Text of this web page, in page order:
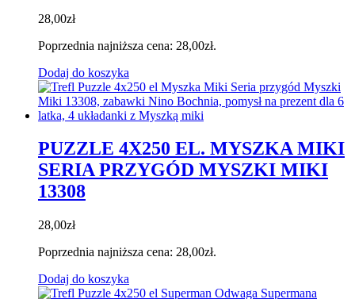
28,00zł
Poprzednia najniższa cena: 28,00zł.
Dodaj do koszyka
PUZZLE 4X250 EL. MYSZKA MIKI
SERIA PRZYGÓD MYSZKI MIKI
13308
28,00zł
Poprzednia najniższa cena: 28,00zł.
Dodaj do koszyka